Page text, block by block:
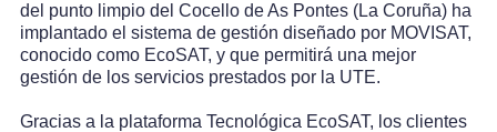
del punto limpio del Cocello de As Pontes (La Coruña) ha
implantado el sistema de gestión diseñado por MOVISAT,
conocido como EcoSAT, y que permitirá una mejor
gestión de los servicios prestados por la UTE.
Gracias a la plataforma Tecnológica EcoSAT, los clientes